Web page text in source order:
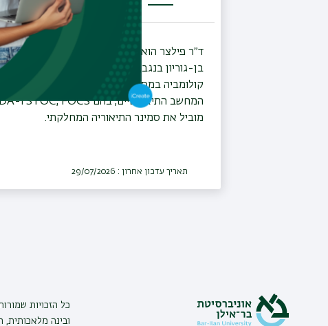
(לשונית
פעילה)
ד״ר פילצר הוא חבר סגל במחלקה למדעי
בן-גוריון בנגב, בשיתוף עם מכון ויצמן למדע
מוביל את סמינר התיאוריה המחלקתי.
תאריך עדכון אחרון : 29/07/2026
כל הזכויות
ובינה מלאכותית,